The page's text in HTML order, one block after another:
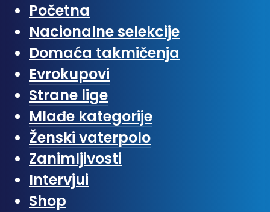
Početna
Nacionalne selekcije
Domaća takmičenja
Evrokupovi
Strane lige
Mlađe kategorije
Ženski vaterpolo
Zanimljivosti
Intervjui
Shop